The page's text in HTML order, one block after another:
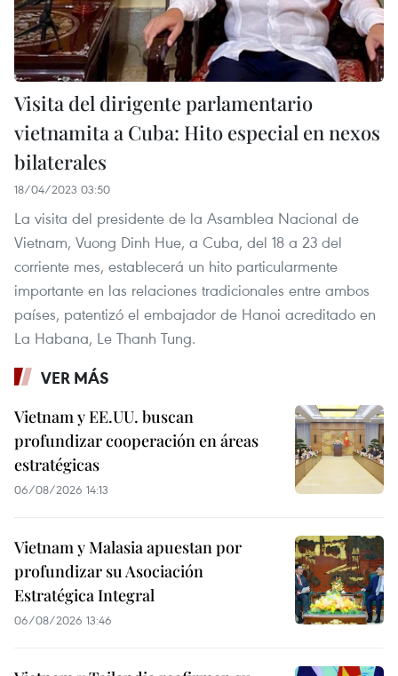
Visita del dirigente parlamentario
vietnamita a Cuba: Hito especial en nexos
bilaterales
18/04/2023 03:50
La visita del presidente de la Asamblea Nacional de
Vietnam, Vuong Dinh Hue, a Cuba, del 18 a 23 del
corriente mes, establecerá un hito particularmente
importante en las relaciones tradicionales entre ambos
países, patentizó el embajador de Hanoi acreditado en
La Habana, Le Thanh Tung.
VER MÁS
Vietnam y EE.UU. buscan
profundizar cooperación en áreas
estratégicas
06/08/2026 14:13
Vietnam y Malasia apuestan por
profundizar su Asociación
Estratégica Integral
06/08/2026 13:46